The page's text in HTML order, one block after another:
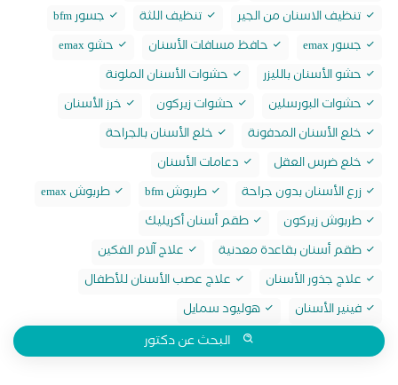
تنظيف الاسنان من الجير
تنظيف اللثة
جسور bfm
جسور emax
حافظ مسافات الأسنان
حشو emax
حشو الأسنان بالليزر
حشوات الأسنان الملونة
حشوات البورسلين
حشوات زيركون
خرز الأسنان
خلع الأسنان المدفونة
خلع الأسنان بالجراحة
خلع ضرس العقل
دعامات الأسنان
زرع الأسنان بدون جراحة
طربوش bfm
طربوش emax
طربوش زيركون
طقم أسنان أكريليك
طقم أسنان بقاعدة معدنية
علاج آلام الفكين
علاج جذور الأسنان
علاج عصب الأسنان للأطفال
فينير الأسنان
هوليود سمايل
البحث عن دكتور